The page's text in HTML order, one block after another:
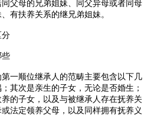
父母的兄弟姐妹、同父异母或者同母
有扶养关系的继兄弟姐妹。
分
些
一顺位继承人的范畴主要包含以下几
其次是亲生的子女，无论是否婚生；
的子女，以及与被继承人存在抚养关
法定领养父母，以及同样拥有抚养义